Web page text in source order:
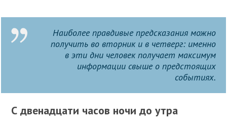
Наиболее правдивые предсказания можно
получить во вторник и в четверг: именно
в эти дни человек получает максимум
информации свыше о предстоящих
событиях.
С двенадцати часов ночи до утра